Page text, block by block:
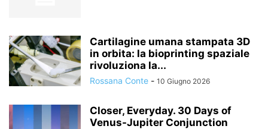
Cartilagine umana stampata 3D
in orbita: la bioprinting spaziale
rivoluziona la...
Rossana Conte - 10 Giugno 2026
Closer, Everyday. 30 Days of
Venus-Jupiter Conjunction